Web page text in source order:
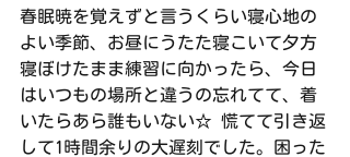
春眠暁を覚えずと言うくらい寝心地の
よい季節、お昼にうたた寝こいて夕方
寝ぼけたまま練習に向かったら、今日
はいつもの場所と違うの忘れてて、着
いたらあら誰もいない☆ 慌てて引き返
して1時間余りの大遅刻でした。困った